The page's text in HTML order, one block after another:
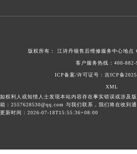
版权所有： 江诗丹顿售后维修服务中心地点
客户服务热线： 400-882-
ICP备案/许可证号：吉ICP备
XML
如权利人或知情人士发现本站内容存在事实错误或涉及
箱：2557628530@qq.com 与我们联系，我们将在收到
更新时间：2026-07-18T15:55:36+08:00